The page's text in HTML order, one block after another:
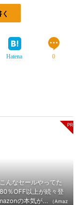
Hatena 0
こんなセールやってた
％OFF以上が続々登
の本気が...
（Amaz